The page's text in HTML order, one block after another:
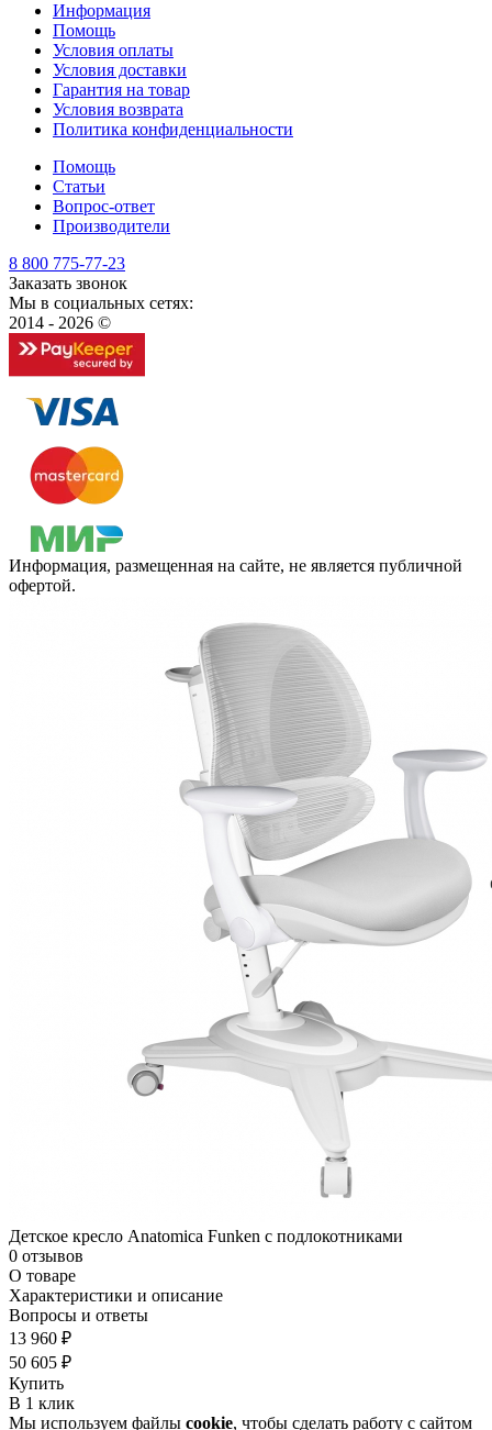
Информация
Помощь
Условия оплаты
Условия доставки
Гарантия на товар
Условия возврата
Политика конфиденциальности
Помощь
Статьи
Вопрос-ответ
Производители
8 800 775-77-23
Заказать звонок
Мы в социальных сетях:
2014 - 2026 ©
Информация, размещенная на сайте, не является публичной
офертой.
Детское кресло Anatomica Funken с подлокотниками
0 отзывов
О товаре
Характеристики и описание
Вопросы и ответы
13 960 ₽
50 605 ₽
Купить
В 1 клик
Мы используем файлы cookie, чтобы сделать работу с сайтом